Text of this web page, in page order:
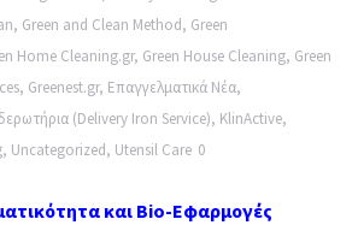
, Green and Clean Method, Green
Home Cleaning.gr, Green House Cleaning, Green
, Greenest.gr, Επαγγελματικά Νέα,
(Delivery Iron Service), KlinActive,
, Uncategorized, Utensil Care 0
και Bio-Εφαρμογές